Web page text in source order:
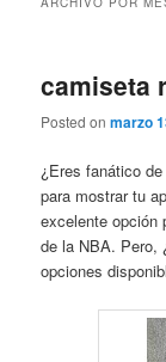
camiseta
Posted onmarzo
¿Eres fanático
para mostrar tu
excelente opción
de la NBA. Pero,
opciones